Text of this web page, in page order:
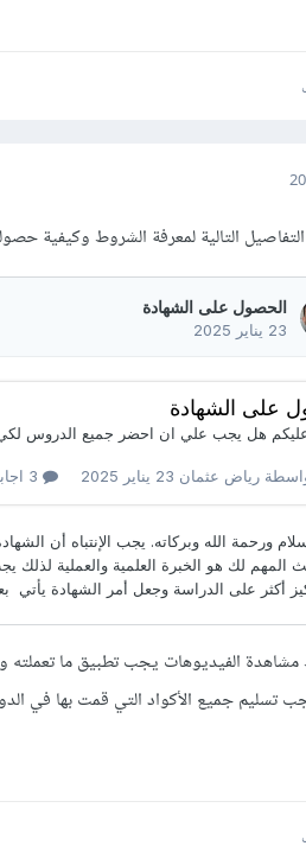
التالية لمعرفة الشروط وكيفية
الفيديوهات يجب تطبيق ما
تسليم جميع الأكواد التي قمت بها في